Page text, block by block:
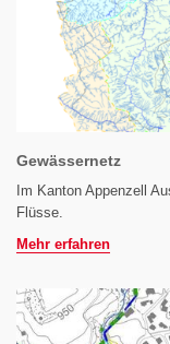
Gewässernetz
Im Kanton Appenzell
Flüsse.
Mehr erfahren